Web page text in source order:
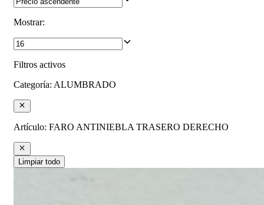
Mostrar:
Filtros activos
Categoría: ALUMBRADO
Artículo: FARO ANTINIEBLA TRASERO DERECHO
Limpiar todo